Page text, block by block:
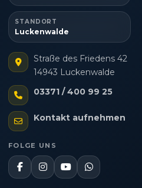
STANDORT
Luckenwalde
Straße des Friedens 42
14943 Luckenwalde
03371 / 400 99 25
Kontakt aufnehmen
FOLGE UNS